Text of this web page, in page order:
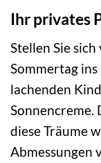
Ihr privates
Stellen Sie
Sommertag
lachenden
Sonnencreme.
diese Träume
Abmessungen